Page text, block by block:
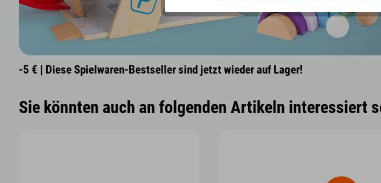
-5 € | Diese Spielwaren-Bestseller sind jetzt wieder auf Lager!
Sie könnten auch an folgenden Artikeln interessiert